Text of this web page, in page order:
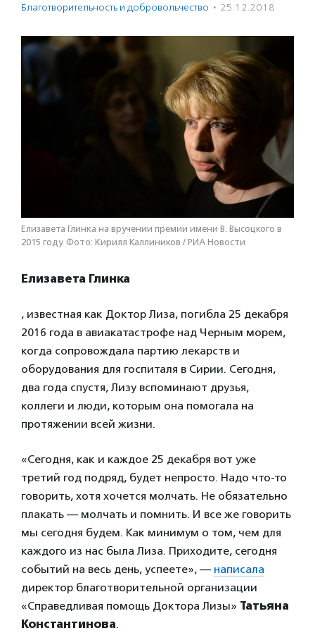
Благотвори­тель­ность и доброволь­чест­во · 25.12.2018
Елизавета Глинка на вручении премии имени В. Высоцкого в
2015 году. Фото: Кирилл Каллиников / РИА Новости
Елизавета Глинка
, известная как Доктор Лиза, погибла 25 декабря
2016 года в авиакатастрофе над Черным морем,
когда сопровождала партию лекарств и
оборудования для госпиталя в Сирии. Сегодня,
два года спустя, Лизу вспоминают друзья,
коллеги и люди, которым она помогала на
протяжении всей жизни.
«Сегодня, как и каждое 25 декабря вот уже
третий год подряд, будет непросто. Надо что-то
говорить, хотя хочется молчать. Не обязательно
плакать — молчать и помнить. И все же говорить
мы сегодня будем. Как минимум о том, чем для
каждого из нас была Лиза. Приходите, сегодня
событий на весь день, успеете», — написала
директор благотворительной организации
«Справедливая помощь Доктора Лизы» Татьяна
Константинова.